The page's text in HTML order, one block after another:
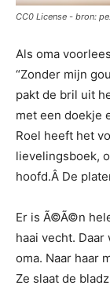
CC0 License - bron:
Als oma
“Zonder mijn
pakt de bril uit
met een doekje
Roel heeft het
lievelingsboek,
hoofd.Â De
Er is Ã©Ã©n
haai vecht.
oma. Naar haar
Ze slaat de